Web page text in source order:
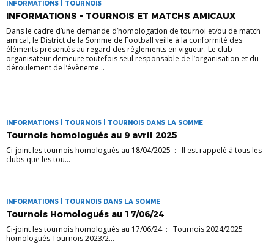
INFORMATIONS | TOURNOIS
INFORMATIONS – TOURNOIS ET MATCHS AMICAUX
Dans le cadre d’une demande d’homologation de tournoi et/ou de match
amical, le District de la Somme de Football veille à la conformité des
éléments présentés au regard des règlements en vigueur. Le club
organisateur demeure toutefois seul responsable de l’organisation et du
déroulement de l’évèneme...
INFORMATIONS | TOURNOIS | TOURNOIS DANS LA SOMME
Tournois homologués au 9 avril 2025
Ci-joint les tournois homologués au 18/04/2025 : Il est rappelé à tous les
clubs que les tou...
INFORMATIONS | TOURNOIS DANS LA SOMME
Tournois Homologués au 17/06/24
Ci-joint les tournois homologués au 17/06/24 : Tournois 2024/2025
homologués Tournois 2023/2...